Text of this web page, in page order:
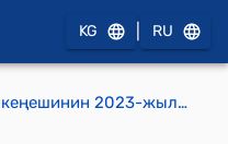
KG RU
Курама айылдык кеңешинин 2023-жылдын 04-марты № 12 "Колхоз техникалары жеке менчике таандыгы тууралу" токтому